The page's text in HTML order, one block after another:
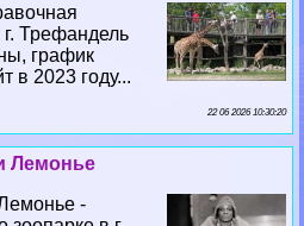
Трефандель
график
в 2023 году...
22 06 2026 10:30:20
Лемонье
-